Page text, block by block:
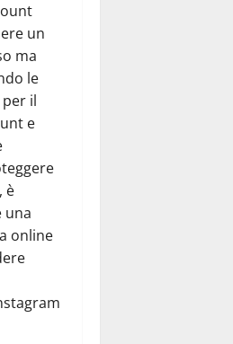
un
ma
le
il
e
è
una
online